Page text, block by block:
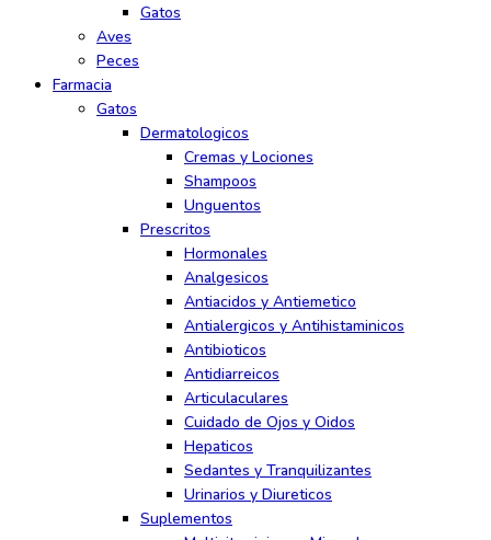
Gatos
Aves
Peces
Farmacia
Gatos
Dermatologicos
Cremas y Lociones
Shampoos
Unguentos
Prescritos
Hormonales
Analgesicos
Antiacidos y Antiemetico
Antialergicos y Antihistaminicos
Antibioticos
Antidiarreicos
Articulaculares
Cuidado de Ojos y Oidos
Hepaticos
Sedantes y Tranquilizantes
Urinarios y Diureticos
Suplementos